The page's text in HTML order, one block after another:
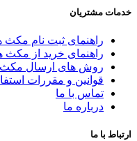
مشتریان
راهنمای ثبت نام مکث
راهنمای خرید از مکث
روش های ارسال مکث
قوانین و مقررات
تماس با ما
درباره ما
با ما